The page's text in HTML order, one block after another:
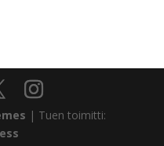
| Tuen toimitti: